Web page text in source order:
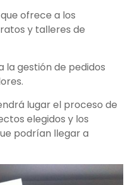
ofrece a los
y talleres de
la gestión de pedidos
lugar el proceso de
elegidos y los
podrían llegar a